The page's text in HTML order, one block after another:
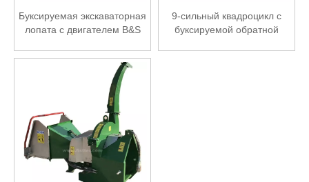
Буксируемая экскаваторная
лопата с двигателем B&S
9-сильный квадроцикл с
буксируемой обратной